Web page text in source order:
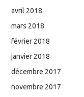
avril 2018
mars 2018
février 2018
janvier 2018
décembre 2017
novembre 2017